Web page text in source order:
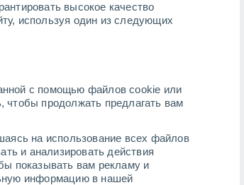
высокое качество
используя один из следующих
с помощью файлов cookie или
чтобы продолжать предлагать вам
на использование всех файлов
и анализировать действия
показывать вам рекламу и
информацию в нашей
Погода в Yawgoo Valley - RI
завтра
8 Авг.
воскресенье
9 Авг.